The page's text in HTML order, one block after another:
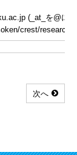
(_at_を@に
crest/
次へ